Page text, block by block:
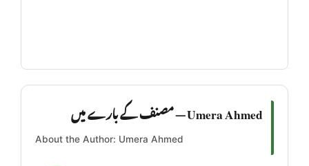
Umera Ahmed — مصنف کے بارے میں
About the Author: Umera Ahmed